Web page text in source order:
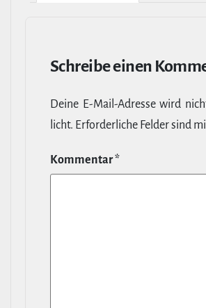
Schreibe einen
Deine E‑Mail-​Adresse wird
licht. Erfor­der­liche Felder sind
Kommentar*